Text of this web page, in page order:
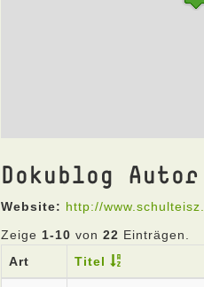
Dokublog
Website: http://
Zeige 1-10 von 22 Einträgen.
Art
Titel